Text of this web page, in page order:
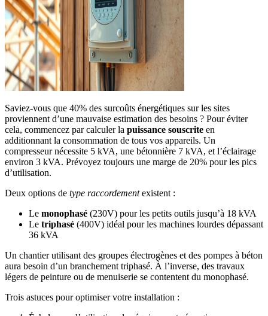
Saviez-vous que 40% des surcoûts énergétiques sur les sites
proviennent d’une mauvaise estimation des besoins ? Pour éviter
cela, commencez par calculer la puissance souscrite en
additionnant la consommation de tous vos appareils. Un
compresseur nécessite 5 kVA, une bétonnière 7 kVA, et l’éclairage
environ 3 kVA. Prévoyez toujours une marge de 20% pour les pics
d’utilisation.
Deux options de type raccordementexistent :
Le monophasé (230V) pour les petits outils jusqu’à 18 kVA
Le triphasé (400V) idéal pour les machines lourdes dépassant
36 kVA
Un chantier utilisant des groupes électrogènes et des pompes à béton
aura besoin d’un branchement triphasé. À l’inverse, des travaux
légers de peinture ou de menuiserie se contentent du monophasé.
Trois astuces pour optimiser votre installation :